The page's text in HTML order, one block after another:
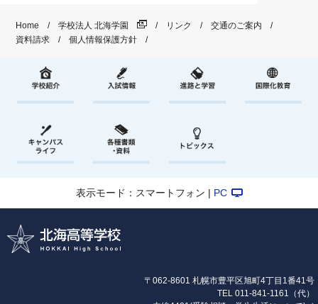
Home 学校法人 北海学園 リンク
交通のご案内
資料請求
個人情報保護方針
表示モード：スマートフォン | PC
〒062-8601 札幌市豊平区旭町4丁目1番41号
TEL 011-841-1161 （代）